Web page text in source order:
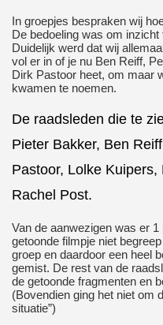
In groepjes bespraken wij
De bedoeling was om
Duidelijk werd dat wij
vol er in of je nu Ben Reiff,
Dirk Pastoor heet, om maar
kwamen te noemen.
De raadsleden die te
Pieter Bakker, Ben
Pastoor, Lolke
Rachel Post.
Van de aanwezigen was er
getoonde filmpje niet
groep en daardoor een heel
gemist. De rest van de
de getoonde fragmenten en
(Bovendien ging het niet om
situatie”)